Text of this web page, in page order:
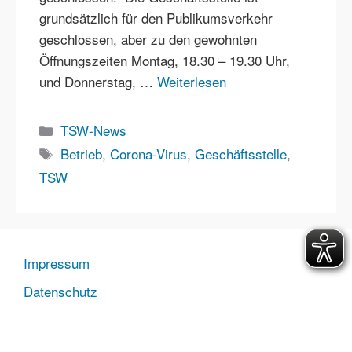
grundsätzlich für den Publikumsverkehr
geschlossen, aber zu den gewohnten
Öffnungszeiten Montag, 18.30 – 19.30 Uhr,
und Donnerstag, … Weiterlesen
Kategorien
TSW-News
Schlagwörter
Betrieb,Corona-Virus,Geschäftsstelle,
TSW
Impressum
Datenschutz